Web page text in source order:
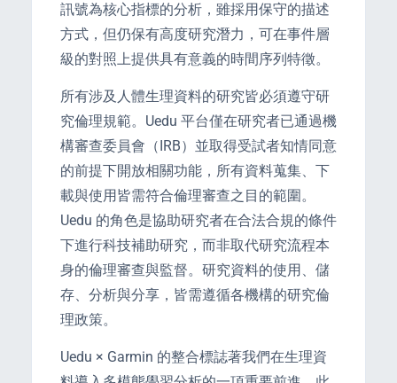
訊號為核心指標的分析，雖採用保守的描述
方式，但仍保有高度研究潛力，可在事件層
級的對照上提供具有意義的時間序列特徵。
所有涉及人體生理資料的研究皆必須遵守研
究倫理規範。Uedu 平台僅在研究者已通過機
構審查委員會（IRB）並取得受試者知情同意
的前提下開放相關功能，所有資料蒐集、下
載與使用皆需符合倫理審查之目的範圍。
Uedu 的角色是協助研究者在合法合規的條件
下進行科技補助研究，而非取代研究流程本
身的倫理審查與監督。研究資料的使用、儲
存、分析與分享，皆需遵循各機構的研究倫
理政策。
Uedu × Garmin 的整合標誌著我們在生理資